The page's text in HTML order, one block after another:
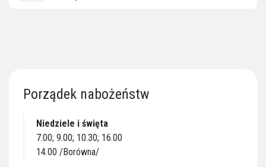
Porządek nabożeństw
Niedziele i święta
7.00; 9.00; 10.30; 16.00
14.00 /Borówna/